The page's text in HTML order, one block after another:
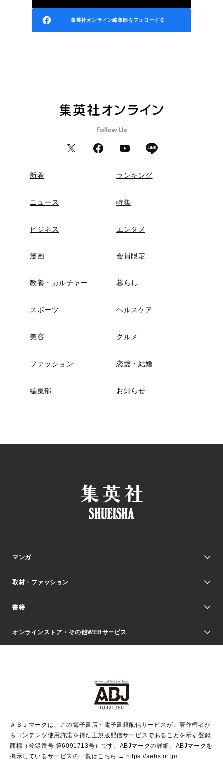
集英社オンライン編集部をフォローする
新着 ランキング
ニュース 特集
ビジネス エンタメ
漫画 会員限定
教養・カルチャー 暮らし
スポーツ ヘルスケア
美容 グルメ
ファッション 恋愛・結婚
編集部 お知らせ
マンガ
少年マンガ
Vジャンプ
ジャンプルーキー！
ジャンプTOON
週刊ヤングジャンプ
ウルトラジャンプ
少女マンガ
リマコミ＋
マンガMeets
月刊オフィスユー
取材・ファッション
Seventeen
LEE
Marisol
芸能・情報・スポーツ
パラスポ＋！
書籍
文芸・文庫・総合
青春と読書
アジア人物史
集英社新書
集英社新書プラス
ライトノベル・ノベライズ
集英社Webマガジン Cobalt
集英社オレンジ文庫
シフォン文庫
集英社みらい文庫
S-KIDS.LAND
オンラインストア・その他WEBサービス
SHUEISHA MANGA-ART HERITAGE
HAPPY PLUS STORE
shueisha vox
EDITOR'S LAB
ＡＢＪマークは、この電子書店・電子書籍配信サービスが、著作権者か
らコンテンツ使用許諾を得た正規版配信サービスであることを示す登録
商標（登録番号 第6091713号）です。ABJマークの詳細、ABJマークを
掲示しているサービスの一覧はこちら → https://aebs.or.jp/